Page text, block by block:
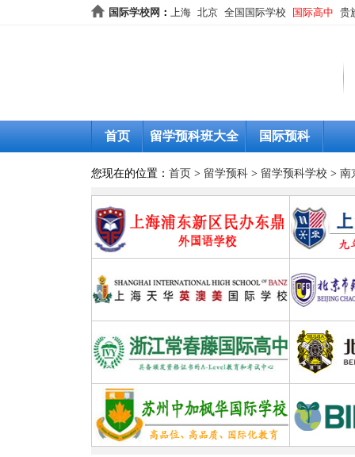
国际学校网 ： 上海 北京 全国国际学校 国际高中 贵
首页 留学预科班大全 国际预科
在线留言
您现在的位置： 首页 > 留学预科 > 留学预科学校 > 南